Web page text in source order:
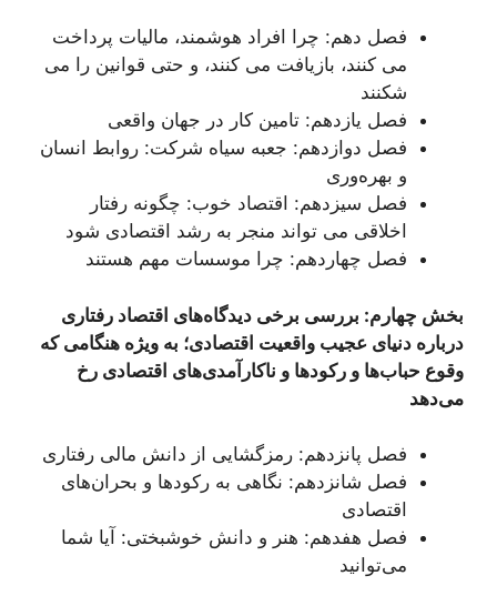
فصل دهم: چرا افراد هوشمند، مالیات پرداخت
می کنند، بازیافت می کنند، و حتی قوانین را می
شکنند
فصل یازدهم: تامین کار در جهان واقعی
فصل دوازدهم: جعبه سیاه شرکت: روابط انسان
و بهره‌وری
فصل سیزدهم: اقتصاد خوب: چگونه رفتار
اخلاقی می تواند منجر به رشد اقتصادی شود
فصل چهاردهم: چرا موسسات مهم هستند
بخش چهارم: بررسی برخی دیدگاه‌های اقتصاد رفتاری
درباره دنیای عجیب واقعیت اقتصادی؛ به ویژه هنگامی که
وقوع حباب‌ها و رکودها و ناکارآمدی‌های اقتصادی رخ
می‌دهد
فصل پانزدهم: رمزگشایی از دانش مالی رفتاری
فصل شانزدهم: نگاهی به رکودها و بحران‌های
اقتصادی
فصل هفدهم: هنر و دانش خوشبختی: آیا شما
می‌توانید